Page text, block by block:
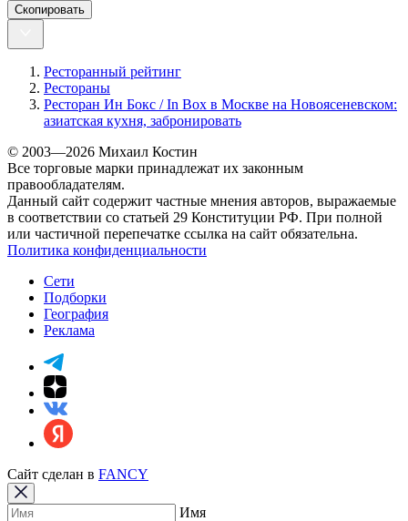
Скопировать
Ресторанный рейтинг
Рестораны
Ресторан Ин Бокс / In Box в Москве на Новоясеневском:
азиатская кухня, забронировать
© 2003—2026 Михаил Костин
Все торговые марки принадлежат их законным
правообладателям.
Данный сайт содержит частные мнения авторов, выражаемые
в соответствии со статьей 29 Конституции РФ. При полной
или частичной перепечатке ссылка на сайт обязательна.
Политика конфиденциальности
Сети
Подборки
География
Реклама
Сайт сделан в FANCY
Имя